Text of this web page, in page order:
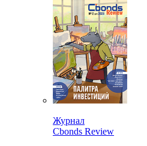
Журнал
Cbonds Review